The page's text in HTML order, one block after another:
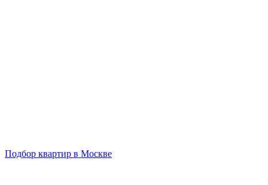
Подбор квартир в Москве